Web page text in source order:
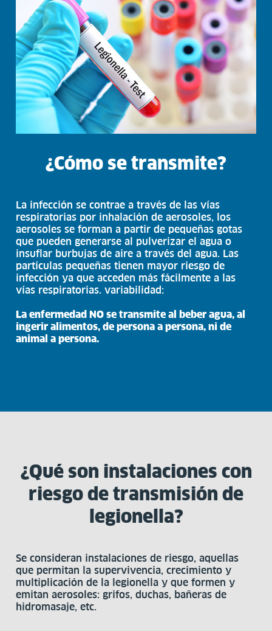
¿Cómo se transmite?
La infección se contrae a través de las vías
respiratorias por inhalación de aerosoles, los
aerosoles se forman a partir de pequeñas gotas
que pueden generarse al pulverizar el agua o
insuflar burbujas de aire a través del agua. Las
partículas pequeñas tienen mayor riesgo de
infección ya que acceden más fácilmente a las
vías respiratorias. variabilidad:
La enfermedad NO se transmite al beber agua, al
ingerir alimentos, de persona a persona, ni de
animal a persona.
¿Qué son instalaciones con
riesgo de transmisión de
legionella?
Se consideran instalaciones de riesgo, aquellas
que permitan la supervivencia, crecimiento y
multiplicación de la legionella y que formen y
emitan aerosoles: grifos, duchas, bañeras de
hidromasaje, etc.